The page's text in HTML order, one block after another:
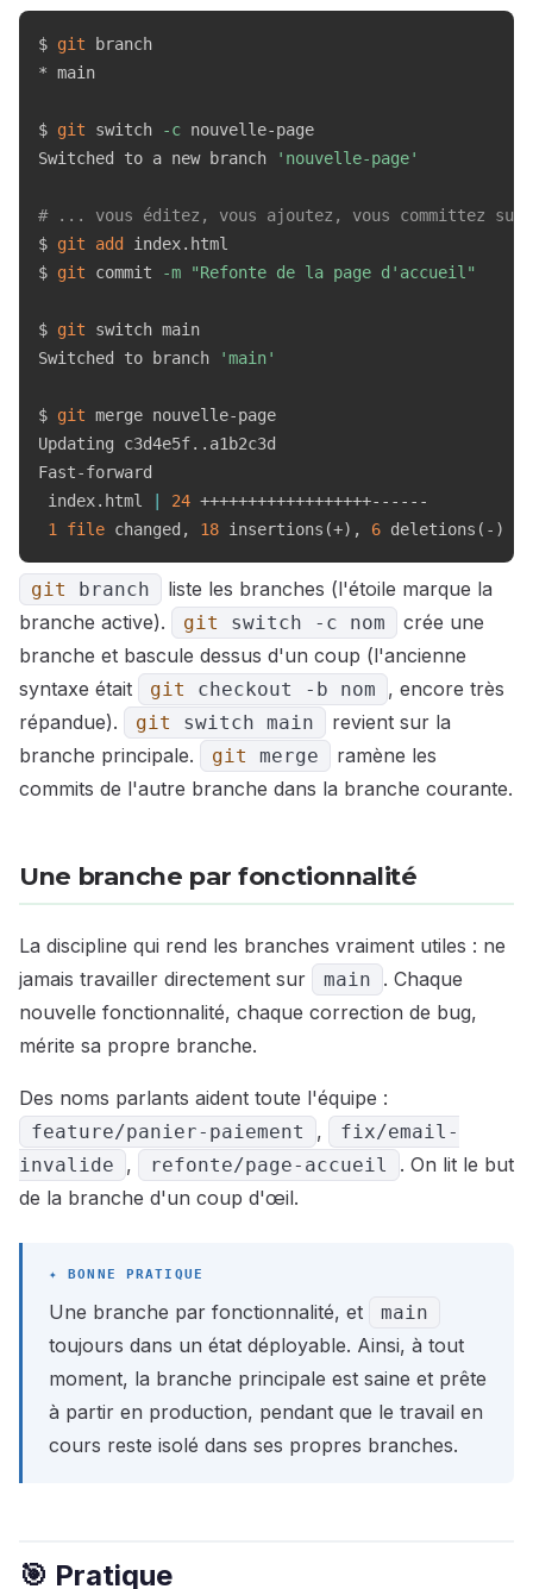
$ git branch
* main
$ git switch -c nouvelle-page
Switched to a new branch
'nouvelle-page'
# ... vous éditez, vous ajoutez, vous committez
$ git add
index.html
$ git commit -m "Refonte de la page d'accueil"
$ git switch main
Switched to branch
'main'
$ git merge nouvelle-page
Updating c3d4e5f.. a1b2c3d
Fast-forward
index.html
24 ++++++++++++++++++------
1
file changed, 18 insertions (+) , 6 deletions ( - )
git branch
liste les branches (l'étoile marque la
branche active).
git switch -c nom
crée une
branche et bascule dessus d'un coup (l'ancienne
syntaxe était
git checkout -b nom
, encore très
répandue).
git switch main
revient sur la
branche principale.
git merge
ramène les
commits de l'autre branche dans la branche courante.
Une branche par fonctionnalité
La discipline qui rend les branches vraiment utiles : ne
jamais travailler directement sur
main
. Chaque
nouvelle fonctionnalité, chaque correction de bug,
mérite sa propre branche.
Des noms parlants aident toute l'équipe :
feature/panier-paiement ,
fix/email-
invalide
, refonte/page-accueil
. On lit le but
de la branche d'un coup d'œil.
Une branche par fonctionnalité, et main
toujours dans un état déployable. Ainsi, à tout
moment, la branche principale est saine et prête
à partir en production, pendant que le travail en
cours reste isolé dans ses propres branches.
🎯 Pratique